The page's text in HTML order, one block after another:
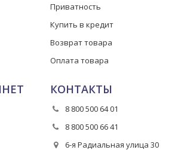
Приватность
Купить в кредит
Возврат товара
Оплата товара
КОНТАКТЫ
8 800 500 64 01
8 800 500 66 41
6-я Радиальная улица 30